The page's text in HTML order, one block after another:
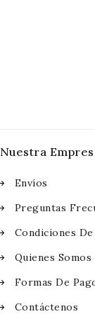
Nuestra
Envíos
Preguntas
Condiciones
Quienes Somos
Formas De
Contáctenos